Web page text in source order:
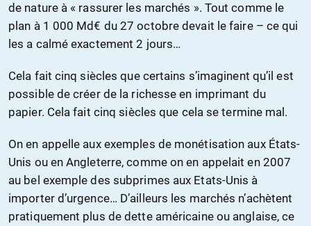
de nature à « rassurer les marchés ». Tout comme le
plan à 1 000 Md€ du 27 octobre devait le faire – ce qui
les a calmé exactement 2 jours…
Cela fait cinq siècles que certains s’imaginent qu’il est
possible de créer de la richesse en imprimant du
papier. Cela fait cinq siècles que cela se termine mal.
On en appelle aux exemples de monétisation aux États-
Unis ou en Angleterre, comme on en appelait en 2007
au bel exemple des subprimes aux Etats-Unis à
importer d’urgence… D’ailleurs les marchés n’achètent
pratiquement plus de dette américaine ou anglaise, ce